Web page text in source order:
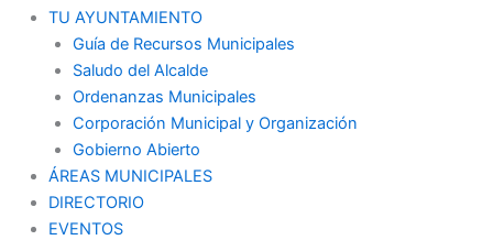
TU AYUNTAMIENTO
Guía de Recursos Municipales
Saludo del Alcalde
Ordenanzas Municipales
Corporación Municipal y Organización
Gobierno Abierto
ÁREAS MUNICIPALES
DIRECTORIO
EVENTOS